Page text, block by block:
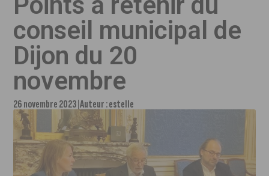
conseil municipal de
Dijon du 20
novembre
26 novembre 2023 Auteur :estelle